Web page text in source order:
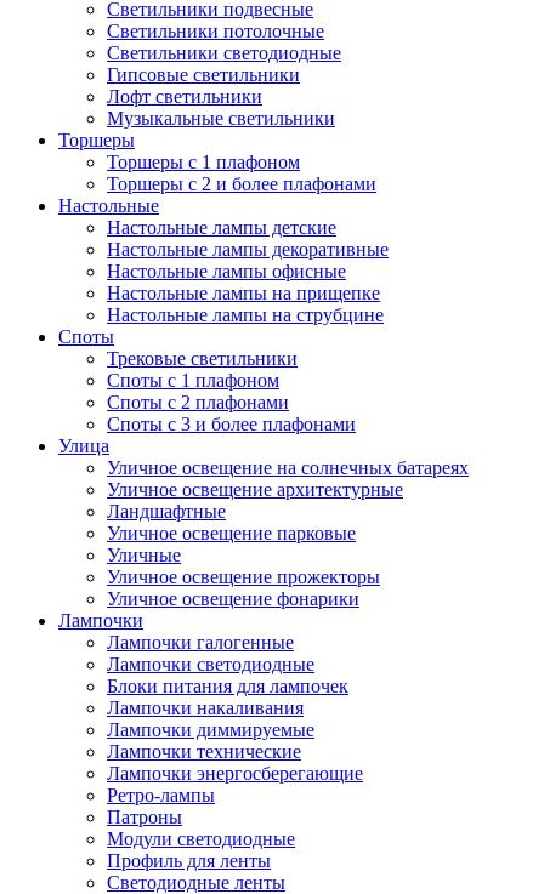
Светильники подвесные
Светильники потолочные
Светильники светодиодные
Гипсовые светильники
Лофт светильники
Музыкальные светильники
Торшеры
Торшеры с 1 плафоном
Торшеры с 2 и более плафонами
Настольные
Настольные лампы детские
Настольные лампы декоративные
Настольные лампы офисные
Настольные лампы на прищепке
Настольные лампы на струбцине
Споты
Трековые светильники
Споты с 1 плафоном
Споты с 2 плафонами
Споты с 3 и более плафонами
Улица
Уличное освещение на солнечных батареях
Уличное освещение архитектурные
Ландшафтные
Уличное освещение парковые
Уличные
Уличное освещение прожекторы
Уличное освещение фонарики
Лампочки
Лампочки галогенные
Лампочки светодиодные
Блоки питания для лампочек
Лампочки накаливания
Лампочки диммируемые
Лампочки технические
Лампочки энергосберегающие
Ретро-лампы
Патроны
Модули светодиодные
Профиль для ленты
Светодиодные ленты